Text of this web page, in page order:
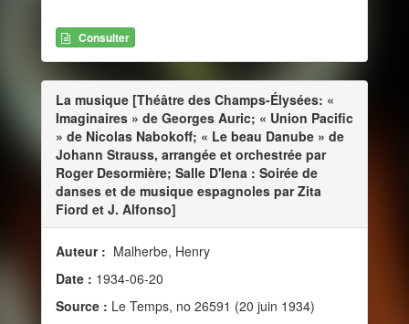
Consulter
La musique [Théâtre des Champs-Élysées: «
Imaginaires » de Georges Auric; « Union Pacific
» de Nicolas Nabokoff; « Le beau Danube » de
Johann Strauss, arrangée et orchestrée par
Roger Desormière; Salle D'Iena : Soirée de
danses et de musique espagnoles par Zita
Fiord et J. Alfonso]
Auteur : Malherbe, Henry
Date : 1934-06-20
Source : Le Temps, no 26591 (20 juin 1934)